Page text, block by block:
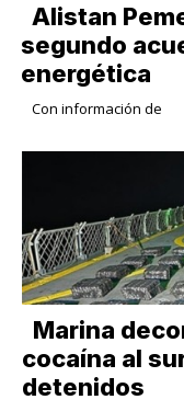
Alistan
segundo
energética
Con información de
Marina
cocaína al
detenidos